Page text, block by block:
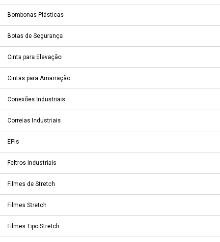
Bombonas Plásticas
Botas de Segurança
Cinta para Elevação
Cintas para Amarração
Conexões Industriais
Correias Industriais
EPIs
Feltros Industriais
Filmes de Stretch
Filmes Stretch
Filmes Tipo Stretch